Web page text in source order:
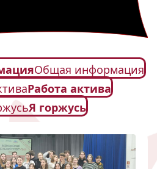
Общая информация
Работа актива
Я горжусь